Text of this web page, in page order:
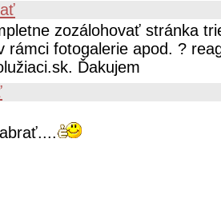
zozálohovať stránka
rámci fotogalerie apod. ?
Ďakujem